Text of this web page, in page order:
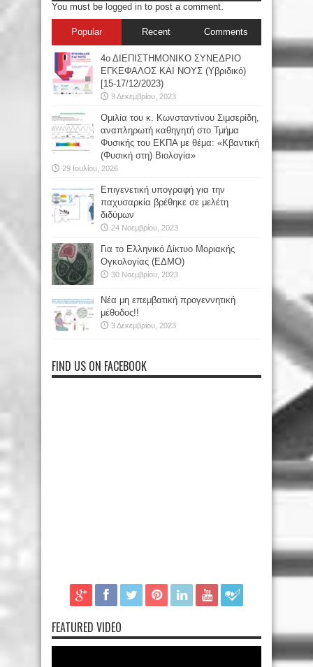
You must be logged in to post a comment.
Popular Recent Comments
4ο ΔΙΕΠΙΣΤΗΜΟΝΙΚΟ ΣΥΝΕΔΡΙΟ
ΕΓΚΕΦΑΛΟΣ ΚΑΙ ΝΟΥΣ (Υβριδικό)
[15-17/12/2023)
9 Δεκεμβρίου, 2023
Oμιλία του κ. Κωνσταντίνου Σιμσερίδη,
αναπληρωτή καθηγητή στο Τμήμα
Φυσικής του ΕΚΠΑ με θέμα: «Κβαντική
(Φυσική στη) Βιολογία»
29 Ιουλίου, 2026
Επιγενετική υπογραφή για την
παχυσαρκία βρέθηκε σε μελέτη
διδύμων
24 Νοεμβρίου, 2023
Για το Ελληνικό Δίκτυο Μοριακής
Ογκολογίας (ΕΔΜΟ)
30 Νοεμβρίου, 2023
Νέα μη επεμβατική προγεννητική
μέθοδος!!
3 Δεκεμβρίου, 2023
FIND US ON FACEBOOK
FEATURED VIDEO